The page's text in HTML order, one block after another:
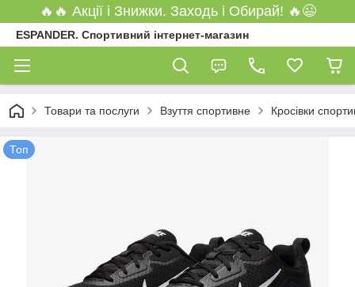
🔥🔥 Акції і Знижки. Заходь і Обирай! 🔥😉
ESPANDER. Спортивний інтернет-магазин
Товари та послуги Взуття спортивне Кросівки
Топ